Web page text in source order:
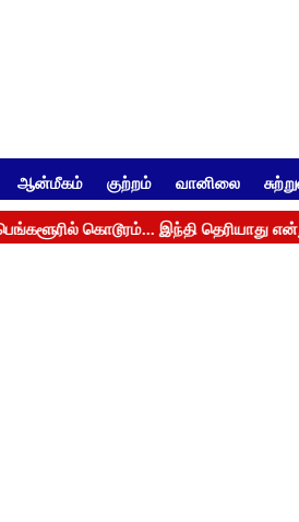
ஆன்மீகம் குற்றம் வானிலை